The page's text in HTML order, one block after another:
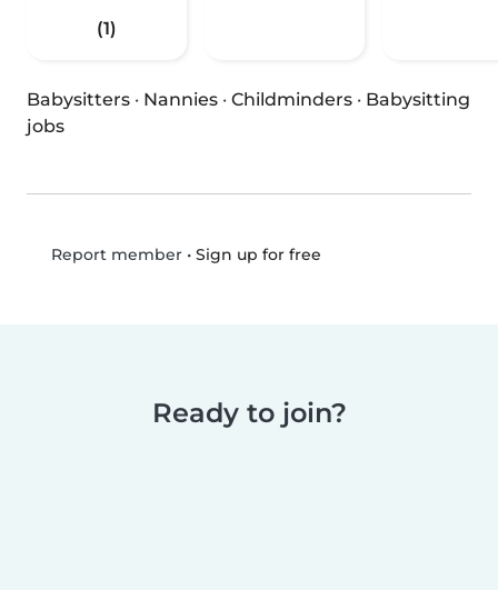
(1)
Babysitters · Nannies · Childminders · Babysitting
jobs
Report member• Sign up for free
Ready to join?